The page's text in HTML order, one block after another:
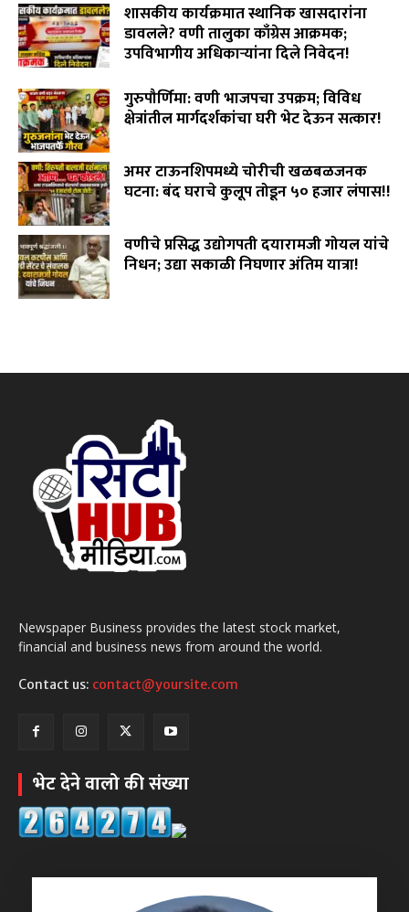
शासकीय कार्यक्रमात स्थानिक खासदारांना
डावलले? वणी तालुका काँग्रेस आक्रमक;
उपविभागीय अधिकाऱ्यांना दिले निवेदन!
गुरुपौर्णिमा: वणी भाजपचा उपक्रम; विविध
क्षेत्रांतील मार्गदर्शकांचा घरी भेट देऊन सत्कार!
अमर टाऊनशिपमध्ये चोरीची खळबळजनक
घटना: बंद घराचे कुलूप तोडून ५० हजार लंपास!!
वणीचे प्रसिद्ध उद्योगपती दयारामजी गोयल यांचे
निधन; उद्या सकाळी निघणार अंतिम यात्रा!
Newspaper Business provides the latest stock market,
financial and business news from around the world.
Contact us: contact@yoursite.com
भेट देने वालो की संख्या